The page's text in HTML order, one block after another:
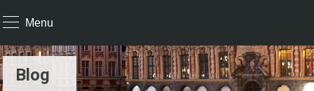
Menu
Blog